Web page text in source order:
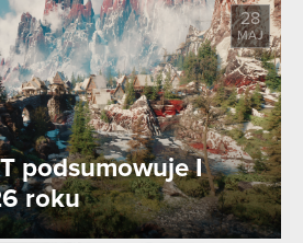
podsumowuje I
roku
28
MAJ